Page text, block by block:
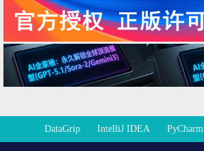
DataGrip IntelliJ IDEA PyCharm